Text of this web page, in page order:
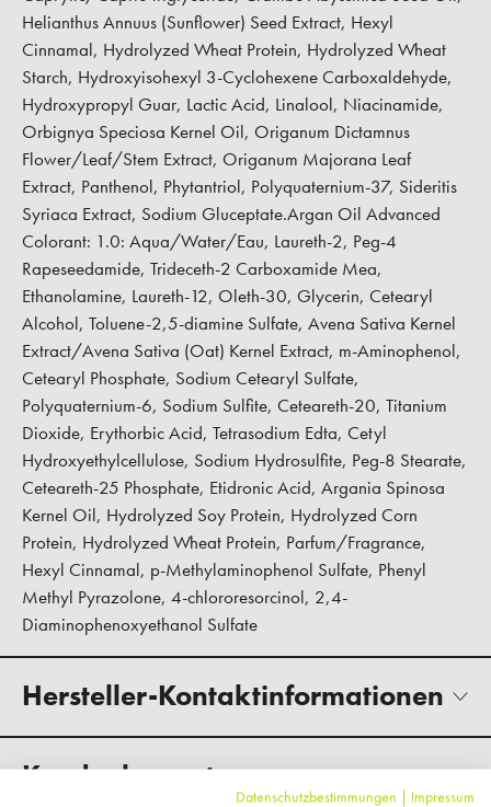
Helianthus Annuus (Sunflower) Seed Extract, Hexyl
Cinnamal, Hydrolyzed Wheat Protein, Hydrolyzed Wheat
Starch, Hydroxyisohexyl 3-Cyclohexene Carboxaldehyde,
Hydroxypropyl Guar, Lactic Acid, Linalool, Niacinamide,
Orbignya Speciosa Kernel Oil, Origanum Dictamnus
Flower/Leaf/Stem Extract, Origanum Majorana Leaf
Extract, Panthenol, Phytantriol, Polyquaternium-37, Sideritis
Syriaca Extract, Sodium Gluceptate.Argan Oil Advanced
Colorant: 1.0: Aqua/Water/Eau, Laureth-2, Peg-4
Rapeseedamide, Trideceth-2 Carboxamide Mea,
Ethanolamine, Laureth-12, Oleth-30, Glycerin, Cetearyl
Alcohol, Toluene-2,5-diamine Sulfate, Avena Sativa Kernel
Extract/Avena Sativa (Oat) Kernel Extract, m-Aminophenol,
Cetearyl Phosphate, Sodium Cetearyl Sulfate,
Polyquaternium-6, Sodium Sulfite, Ceteareth-20, Titanium
Dioxide, Erythorbic Acid, Tetrasodium Edta, Cetyl
Hydroxyethylcellulose, Sodium Hydrosulfite, Peg-8 Stearate,
Ceteareth-25 Phosphate, Etidronic Acid, Argania Spinosa
Kernel Oil, Hydrolyzed Soy Protein, Hydrolyzed Corn
Protein, Hydrolyzed Wheat Protein, Parfum/Fragrance,
Hexyl Cinnamal, p-Methylaminophenol Sulfate, Phenyl
Methyl Pyrazolone, 4-chlororesorcinol, 2,4-
Diaminophenoxyethanol Sulfate
Hersteller-Kontaktinformationen
Kundenbewertungen
Datenschutzbestimmungen | Impressum